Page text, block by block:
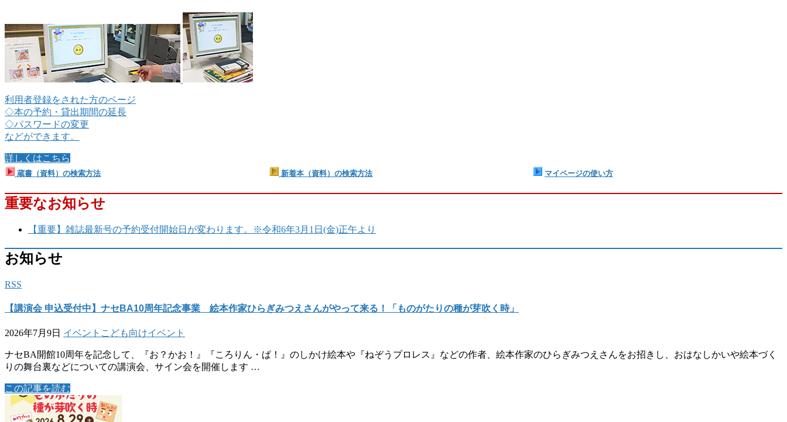
利用者登録をされた方のページ
◇本の予約・貸出期間の延長
◇パスワードの変更
などができます。
詳しくはこちら
蔵書（資料）の検索方法 新着本（資料）の検索方法 マイページの使い方
重要なお知らせ
【重要】雑誌最新号の予約受付開始日が変わります。※令和6年3月1日(金)正午より
お知らせ
RSS
【講演会 申込受付中】ナセBA10周年記念事業 絵本作家ひらぎみつえさんがやって来る！「ものがたりの種が芽吹く時」
2026年7月9日 イベント こども向けイベント
ナセBA開館10周年を記念して、『お？かお！』『ころりん・ぱ！』のしかけ絵本や『ねぞうプロレス』などの作者、絵本作家のひらぎみつえさんをお招きし、おはなしかいや絵本づく
りの舞台裏などについての講演会、サイン会を開催します …
この記事を読む